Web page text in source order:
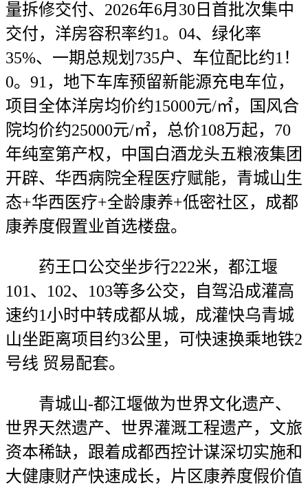
量拆修交付、2026年6月30日首批次集中
交付，洋房容积率约1。04、绿化率
35%、一期总规划735户、车位配比约1！
0。91，地下车库预留新能源充电车位，
项目全体洋房均价约15000元/㎡，国风合
院均价约25000元/㎡，总价108万起，70
年纯室第产权，中国白酒龙头五粮液集团
开辟、华西病院全程医疗赋能，青城山生
态+华西医疗+全龄康养+低密社区，成都
康养度假置业首选楼盘。
药王口公交坐步行222米，都江堰
101、102、103等多公交，自驾沿成灌高
速约1小时中转成都从城，成灌快乌青城
山坐距离项目约3公里，可快速换乘地铁2
号线 贸易配套。
青城山-都江堰做为世界文化遗产、
世界天然遗产、世界灌溉工程遗产，文旅
资本稀缺，跟着成都西控计谋深切实施和
大健康财产快速成长，片区康养度假价值